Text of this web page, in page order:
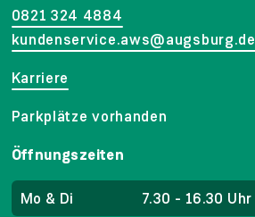
0821 324 4884
kundenservice.aws@augsburg.de
Karriere
Parkplätze vorhanden
Öffnungszeiten
Mo & Di
7.30 - 16.30 Uhr